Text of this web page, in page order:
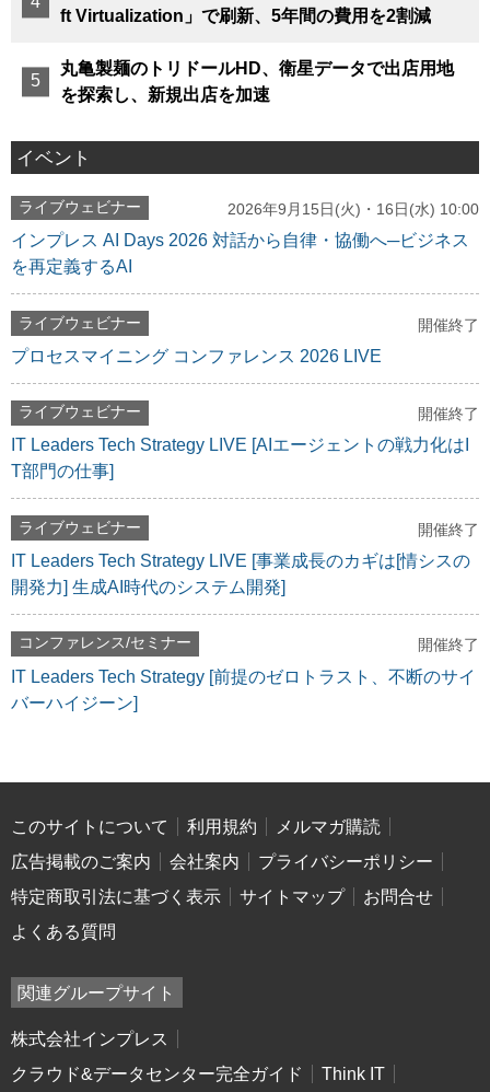
ft Virtualization」で刷新、5年間の費用を2割減
丸亀製麺のトリドールHD、衛星データで出店用地
を探索し、新規出店を加速
イベント
ライブウェビナー 2026年9月15日(火)・16日(水) 10:00
インプレス AI Days 2026 対話から自律・協働へ─ビジネス
を再定義するAI
ライブウェビナー 開催終了
プロセスマイニング コンファレンス 2026 LIVE
ライブウェビナー 開催終了
IT Leaders Tech Strategy LIVE [AIエージェントの戦力化はI
T部門の仕事]
ライブウェビナー 開催終了
IT Leaders Tech Strategy LIVE [事業成長のカギは[情シスの
開発力] 生成AI時代のシステム開発]
コンファレンス/セミナー 開催終了
IT Leaders Tech Strategy [前提のゼロトラスト、不断のサイ
バーハイジーン]
このサイトについて 利用規約
メルマガ購読
広告掲載のご案内
会社案内
プライバシーポリシー
特定商取引法に基づく表示
サイトマップ
お問合せ
よくある質問
関連グループサイト
株式会社インプレス
クラウド&データセンター完全ガイド
Think IT